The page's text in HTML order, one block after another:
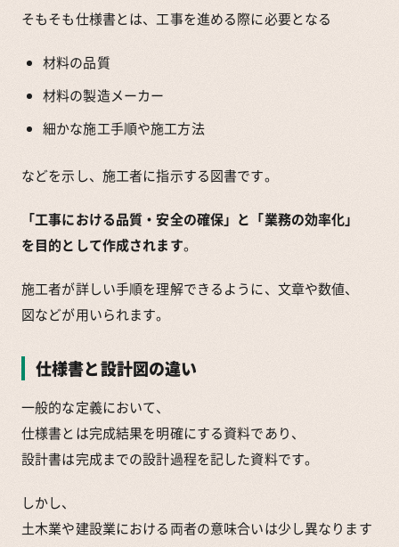
そもそも仕様書とは、工事を進める際に必要となる
材料の品質
材料の製造メーカー
細かな施工手順や施工方法
などを示し、施工者に指示する図書です。
「工事における品質・安全の確保」と「業務の効率化」
を目的として作成されます。
施工者が詳しい手順を理解できるように、文章や数値、
図などが用いられます。
仕様書と設計図の違い
一般的な定義において、
仕様書とは完成結果を明確にする資料であり、
設計書は完成までの設計過程を記した資料です。
しかし、
土木業や建設業における両者の意味合いは少し異なります